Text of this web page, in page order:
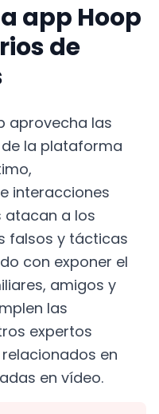
app Hoop
de
aprovecha las
la plataforma
interacciones
atacan a los
falsos y tácticas
con exponer el
amigos y
las
expertos
en
en vídeo.